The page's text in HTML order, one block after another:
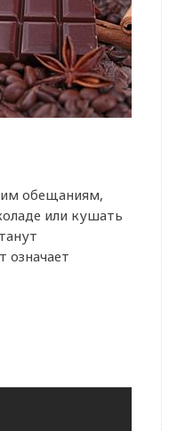
обещаниям,
или кушать
означает